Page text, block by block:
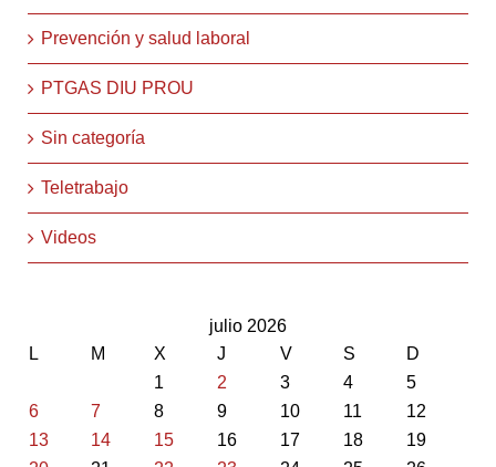
Prevención y salud laboral
PTGAS DIU PROU
Sin categoría
Teletrabajo
Videos
julio 2026
L
M X J V S
D
1
2 3 4
5
6
7 8 9 10 11
12
13
14 15 16 17 18
19